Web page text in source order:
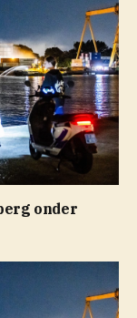
onder